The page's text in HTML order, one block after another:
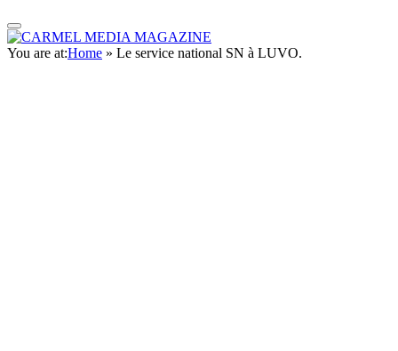
You are at:Home » Le service national SN à LUVO.